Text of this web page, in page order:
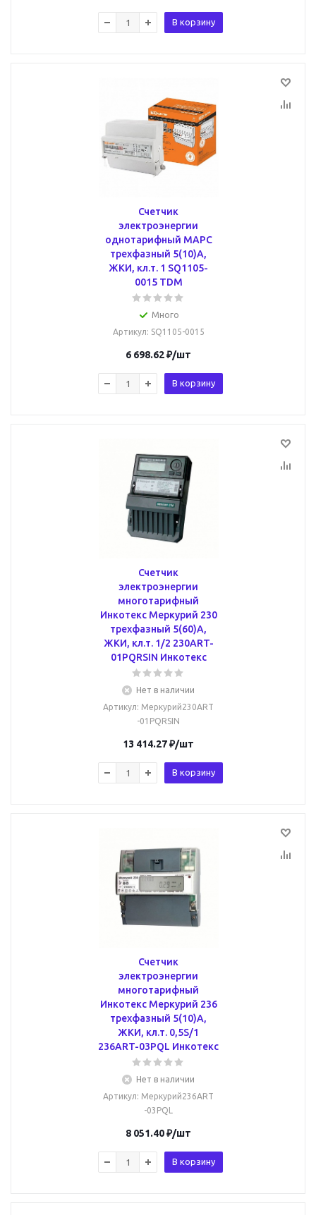
В корзину
Счетчик
электроэнергии
однотарифный МАРС
трехфазный 5(10)А,
ЖКИ, кл.т. 1 SQ1105-
0015 TDM
Много
Артикул: SQ1105-0015
6 698.62₽/шт
В корзину
Счетчик
электроэнергии
многотарифный
Инкотекс Меркурий 230
трехфазный 5(60)А,
ЖКИ, кл.т. 1/2 230ART-
01PQRSIN Инкотекс
Нет в наличии
Артикул: Меркурий230ART
-01PQRSIN
13 414.27₽/шт
В корзину
Счетчик
электроэнергии
многотарифный
Инкотекс Меркурий 236
трехфазный 5(10)А,
ЖКИ, кл.т. 0,5S/1
236ART-03PQL Инкотекс
Нет в наличии
Артикул: Меркурий236ART
-03PQL
8 051.40₽/шт
В корзину